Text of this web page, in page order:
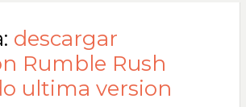
descargar
Rumble Rush
ultima version